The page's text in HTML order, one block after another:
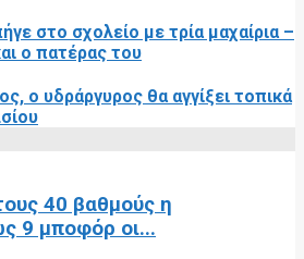
στο σχολείο με τρία μαχαίρια –
ο πατέρας του
ο υδράργυρος θα αγγίξει τοπικά
40 βαθμούς η
9 μποφόρ οι...